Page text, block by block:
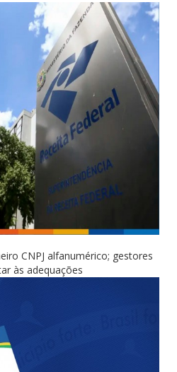
CNPJ alfanumérico; gestores
às adequações